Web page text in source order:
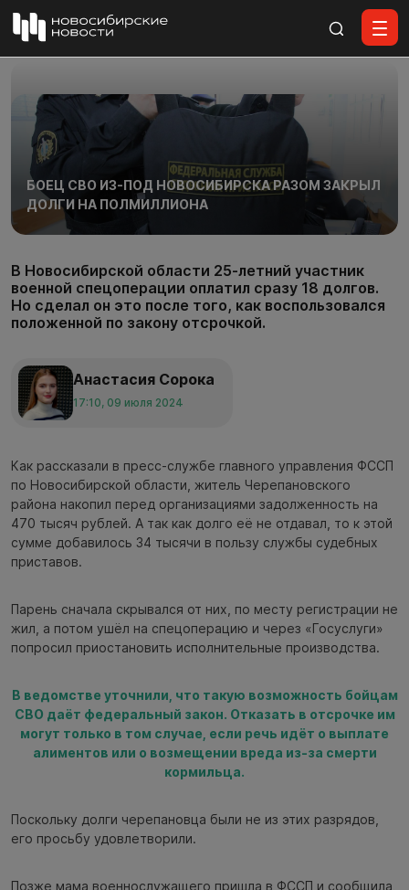
БОЕЦ СВО ИЗ-ПОД НОВОСИБИРСКА РАЗОМ ЗАКРЫЛ
ДОЛГИ НА ПОЛМИЛЛИОНА
В Новосибирской области 25-летний участник
военной спецоперации оплатил сразу 18 долгов.
Но сделал он это после того, как воспользовался
положенной по закону отсрочкой.
Анастасия Сорока
17:10, 09 июля 2024
Как рассказали в пресс-службе главного управления ФССП
по Новосибирской области, житель Черепановского
района накопил перед организациями задолженность на
470 тысяч рублей. А так как долго её не отдавал, то к этой
сумме добавилось 34 тысячи в пользу службы судебных
приставов.
Парень сначала скрывался от них, по месту регистрации не
жил, а потом ушёл на спецоперацию и через «Госуслуги»
попросил приостановить исполнительные производства.
В ведомстве уточнили, что такую возможность бойцам
СВО даёт федеральный закон. Отказать в отсрочке им
могут только в том случае, если речь идёт о выплате
алиментов или о возмещении вреда из-за смерти
кормильца.
Поскольку долги черепановца были не из этих разрядов,
его просьбу удовлетворили.
Позже мама военнослужащего пришла в ФССП и сообщила,